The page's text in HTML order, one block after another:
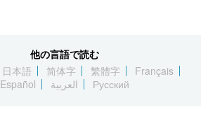
العربية お知らせ
他の言語で読む
日本語 简体字 繁體字
Français
Español
العربية Русский